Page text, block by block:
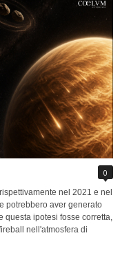
0
nel 2021 e nel
potrebbero aver generato
ipotesi fosse corretta,
nell'atmosfera di